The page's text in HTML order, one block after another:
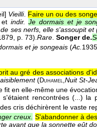
Vieilli. Faire un ou des
et indir. Je dormais et je
ses nerfs, elle s'assoupit
, p. 73).Rare. Songer de.
et je songeais (Ac.1935
au gré des associations
(Duhamel,Nuit St-
fit en elle-même une
s'étaient rencontrées (...)
des cris déchirèrent le vaste
creux S'abandonner à
avant que la sonnette eût